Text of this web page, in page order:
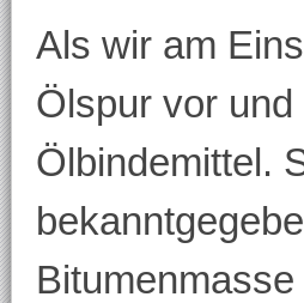
Als wir am
Ölspur vor
Ölbindemittel.